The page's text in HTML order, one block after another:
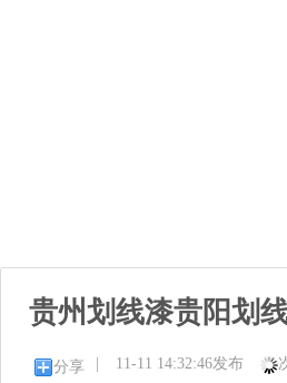
贵州划线漆贵阳划
分享 11-11 14:32:46发布